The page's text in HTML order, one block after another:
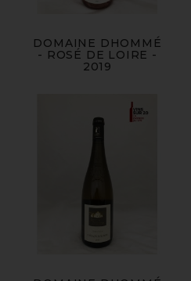
DOMAINE DHOMMÉ
- ROSÉ DE LOIRE -
2019